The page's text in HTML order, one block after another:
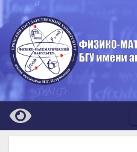
Перейти
к
содержимому